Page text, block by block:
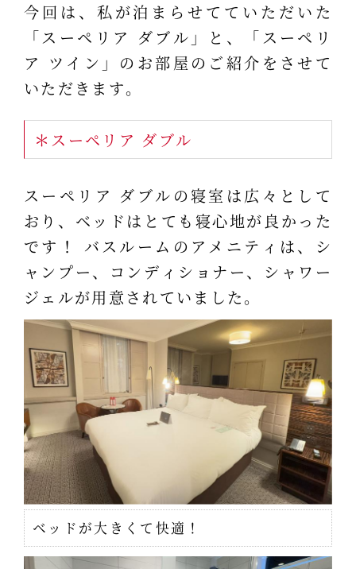
今回は、私が泊まらせてていただいた
「スーペリア ダブル」と、「スーペリ
ア ツイン」のお部屋のご紹介をさせて
いただきます。
＊スーペリア ダブル
スーペリア ダブルの寝室は広々として
おり、ベッドはとても寝心地が良かった
です！ バスルームのアメニティは、シ
ャンプー、コンディショナー、シャワー
ジェルが用意されていました。
ベッドが大きくて快適！